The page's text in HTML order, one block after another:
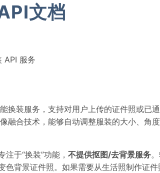
文档
API 服务
换装服务，支持对用户上传的证件照或已
融合技术，能够自动调整服装的大小、角
注于“换装”功能， 不提供抠图/去背景服务
色背景证件照。如果需要从生活照制作证